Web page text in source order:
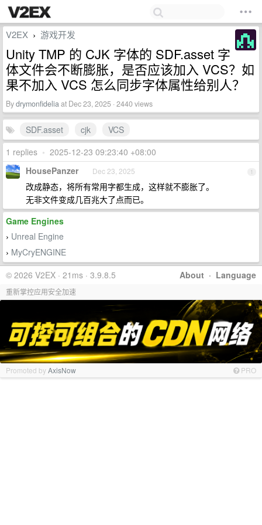
V2EX › 游戏开发
Unity TMP 的 CJK 字体的 SDF.asset 字
体文件会不断膨胀，是否应该加入 VCS？如
果不加入 VCS 怎么同步字体属性给别人？
Bydrymonfideliaat Dec 23, 2025 · 2440 views
SDF.asset cjk
VCS
1 replies • 2025-12-23 09:23:40 +08:00
1
HousePanzer Dec 23, 2025
改成静态，将所有常用字都生成，这样就不膨胀了。
无非文件变成几百兆大了点而已。
Game Engines
› Unreal Engine
› MyCryENGINE
About · Language
© 2026 V2EX · 21ms · 3.9.8.5
重新掌控应用安全加速
Promoted byAxisNow PRO